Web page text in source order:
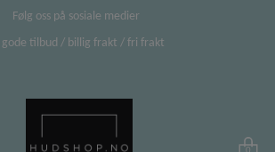
Følg oss på sosiale medier
tilbud / billig frakt / fri frakt